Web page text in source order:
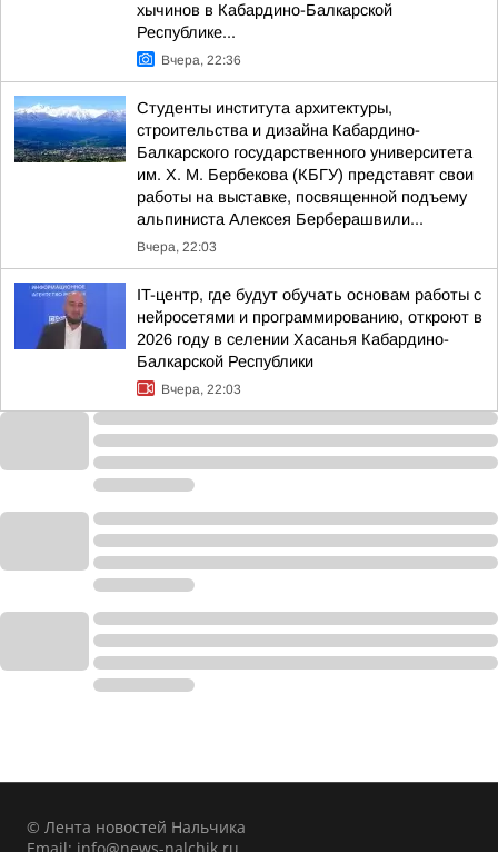
хычинов в Кабардино-Балкарской
Республике...
Вчера, 22:36
Студенты института архитектуры,
строительства и дизайна Кабардино-
Балкарского государственного университета
им. Х. М. Бербекова (КБГУ) представят свои
работы на выставке, посвященной подъему
альпиниста Алексея Берберашвили...
Вчера, 22:03
IT-центр, где будут обучать основам работы с
нейросетями и программированию, откроют в
2026 году в селении Хасанья Кабардино-
Балкарской Республики
Вчера, 22:03
© Лента новостей Нальчика